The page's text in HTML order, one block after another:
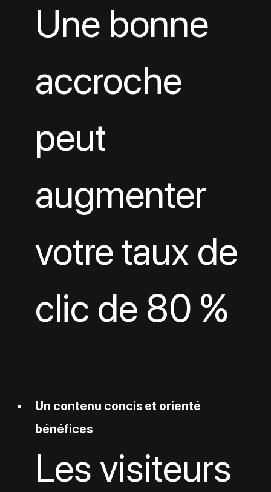
Une bonne
accroche
peut
augmenter
votre taux de
clic de 80 %
Un contenu concis et orienté
bénéfices
Les visiteurs